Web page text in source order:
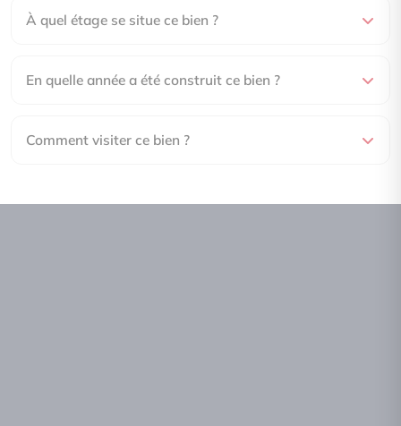
À quel étage se situe ce bien ?
En quelle année a été construit ce bien ?
Comment visiter ce bien ?